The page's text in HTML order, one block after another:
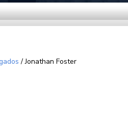
/Jonathan Foster